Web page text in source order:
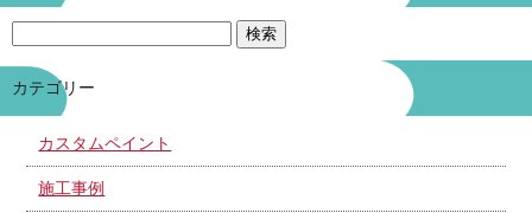
カテゴリー
カスタムペイント
施工事例